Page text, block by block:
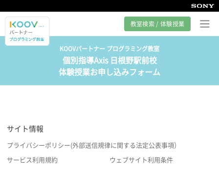
教室検索 / 体験授業
プログラミング教室とは
カリキュラム紹介
サポート
KOOVパートナー プログラミング教室
個別指導Axis 日根野駅前校
体験授業お申し込みフォーム
サイト情報
プライバシーポリシー(外部送信規律に関する法定公表事項）
サービス利用規約 ウェブサイト利用条件